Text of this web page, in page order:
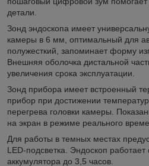
детали.
Зонд эндоскопа имеет
камеры в 6 мм, оптимальный для
полужесткий, запоминает форму
Внешняя оболочка дистальной
увеличения срока эксплуатации.
Зонд прибора имеет встроенный
прибор при достижении
перегрева головки камеры.
на экран в режиме реального
Для работы в темных местах
LED-подсветка. Эндоскоп работает
аккумулятора до 3,5 часов.